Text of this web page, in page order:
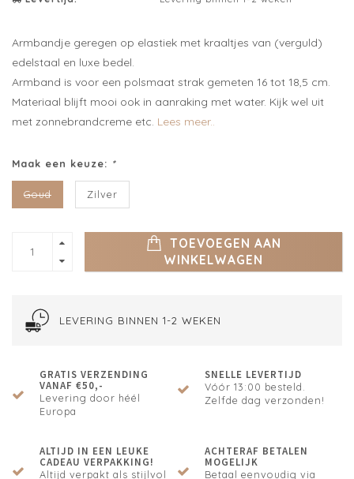
Armbandje geregen op elastiek met kraaltjes van (verguld)
edelstaal en luxe bedel.
Armband is voor een polsmaat strak gemeten 16 tot 18,5 cm.
Materiaal blijft mooi ook in aanraking met water. Kijk wel uit
met zonnebrandcreme etc. Lees meer..
Maak een keuze: *
Goud Zilver
TOEVOEGEN AAN
WINKELWAGEN
LEVERING BINNEN 1-2 WEKEN
GRATIS VERZENDING
VANAF €50,-
Levering door héél
Europa
SNELLE LEVERTIJD
Vóór 13:00 besteld.
Zelfde dag verzonden!
ALTIJD IN EEN LEUKE
CADEAU VERPAKKING!
Altijd verpakt als stijlvol
ACHTERAF BETALEN
MOGELIJK
Betaal eenvoudig via